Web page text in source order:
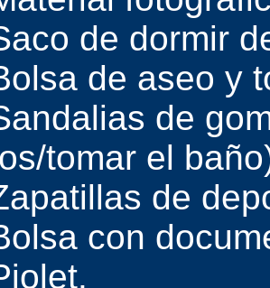
de dormir
de aseo y
de
tomar el
de
con